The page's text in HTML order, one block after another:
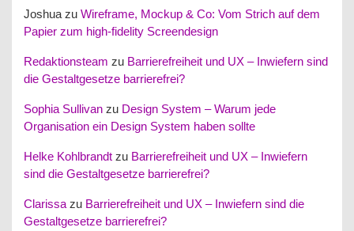
JoshuazuWireframe, Mockup & Co: Vom Strich auf dem
Papier zum high-fidelity Screendesign
Redaktionsteam zu Barrierefreiheit und UX – Inwiefern sind
die Gestaltgesetze barrierefrei?
Sophia Sullivan zu Design System – Warum jede
Organisation ein Design System haben sollte
Helke Kohlbrandt zu Barrierefreiheit und UX – Inwiefern
sind die Gestaltgesetze barrierefrei?
Clarissazu Barrierefreiheit und UX – Inwiefern sind die
Gestaltgesetze barrierefrei?